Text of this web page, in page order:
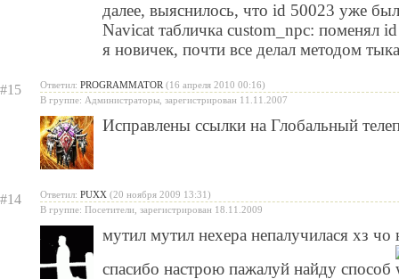
далее, выяснилось, что id 50023 уже
Navicat табличка custom_npc: поменял
я новичек, почти все делал методом
#15 Ответил: PROGRAMMATOR (16 апреля 2010 00:16)
В группе: Администраторы, зарегистрирован 11.11.2007
Исправлены ссылки на Глобальный
#14 Ответил: PUXX (20 ноября 2009 13:31)
В группе: Посетители, зарегистрирован 18.11.2009
мутил мутил нехера непалучилася хз чо
спасибо настрою пажалуй найду способ